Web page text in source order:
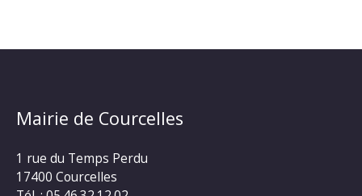
Mairie de Courcelles
1 rue du Temps Perdu
17400 Courcelles